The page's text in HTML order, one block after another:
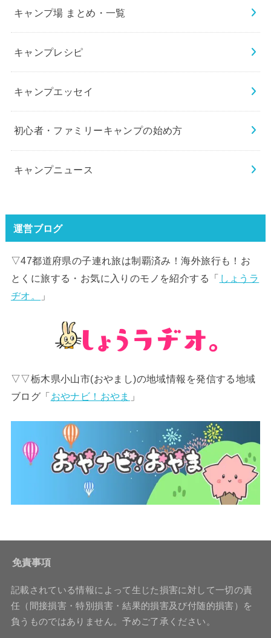
キャンプ場 まとめ・一覧
キャンプレシピ
キャンプエッセイ
初心者・ファミリーキャンプの始め方
キャンプニュース
運営ブログ
▽47都道府県の子連れ旅は制覇済み！海外旅行も！お
とくに旅する・お気に入りのモノを紹介する「 しょうラ
ヂオ。
」
▽▽栃木県小山市(おやまし)の地域情報を発信する地域
ブログ「おやナビ！おやま 」
免責事項
記載されている情報によって生じた損害に対して一切の責
任（間接損害・特別損害・結果的損害及び付随的損害）を
負うものではありません。予めご了承ください。